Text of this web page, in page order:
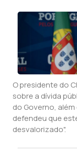
O presidente do
sobre a dívida
do Governo,
defendeu que
desvalorizado".